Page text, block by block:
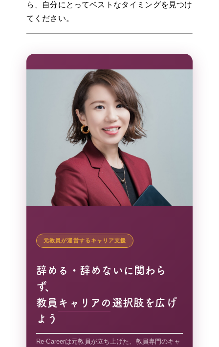
ら、自分にとってベストなタイミングを見つけ
てください。
元教員が運営するキャリア支援
辞める・辞めないに関わら
ず、
教員キャリアの選択肢を広げ
よう
Re-Careerは元教員が立ち上げた、教員専門のキャ